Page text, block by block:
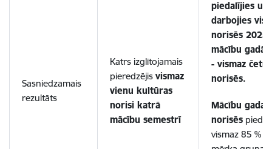
Sasniedzamais
rezultāts
Katrs izglītojamais
pieredzējis vismaz
vienu kultūras
norisi katrā
mācību semestrī
piedalījies
darbojies
norisēs
mācību
- vismaz
norisēs.
Mācību gada
norisēs
vismaz 85 %